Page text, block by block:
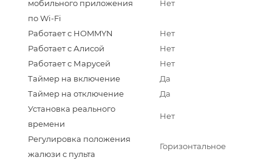
мобильного приложения
по Wi-Fi
Нет
Работает с HOMMYN
Нет
Работает с Алисой
Нет
Работает с Марусей
Нет
Таймер на включение
Да
Таймер на отключение
Да
Установка реального
времени
Нет
Регулировка положения
жалюзи с пульта
Горизонтальное